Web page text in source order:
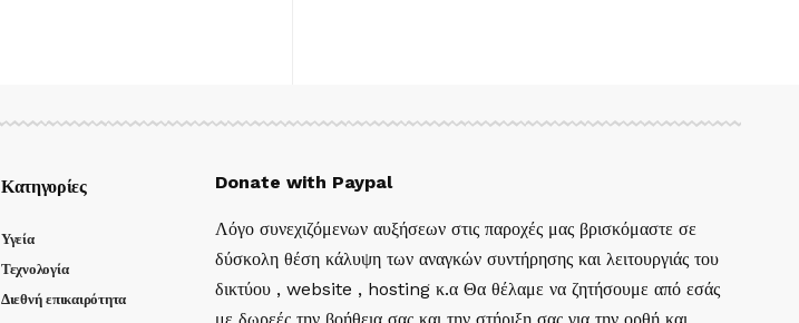
Κατηγορίες
Υγεία
Τεχνολογία
Διεθνή επικαιρότητα
Donate with Paypal
Λόγο συνεχιζόμενων αυξήσεων στις παροχές μας βρισκόμαστε σε
δύσκολη θέση κάλυψη των αναγκών συντήρησης και λειτουργιάς του
δικτύου , website , hosting κ.α Θα θέλαμε να ζητήσουμε από εσάς